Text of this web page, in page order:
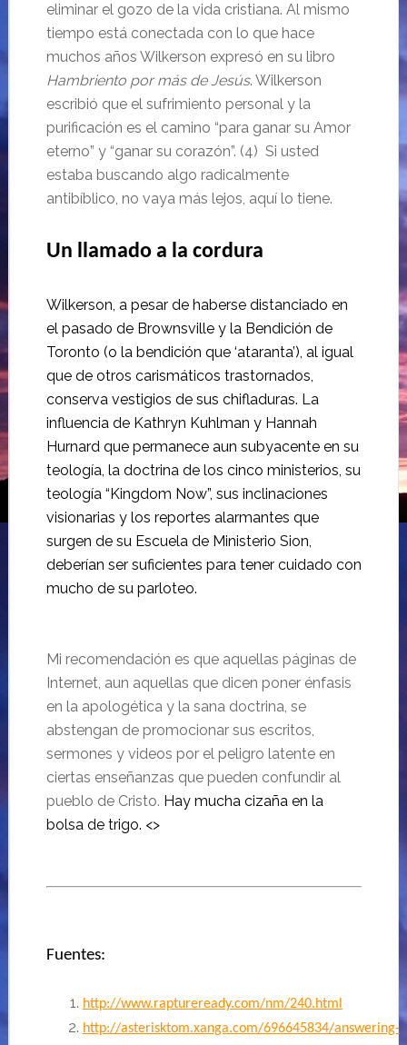
eliminar el gozo de la vida cristiana. Al mismo
tiempo está conectada con lo que hace
muchos años Wilkerson expresó en su libro
Hambriento por más de Jesús. Wilkerson
escribió que el sufrimiento personal y la
purificación es el camino “para ganar su Amor
eterno” y “ganar su corazón”. (4) Si usted
estaba buscando algo radicalmente
antibíblico, no vaya más lejos, aquí lo tiene.
Un llamado a la cordura
Wilkerson, a pesar de haberse distanciado en
el pasado de Brownsville y la Bendición de
Toronto (o la bendición que ‘ataranta’), al igual
que de otros carismáticos trastornados,
conserva vestigios de sus chifladuras. La
influencia de Kathryn Kuhlman y Hannah
Hurnard que permanece aun subyacente en su
teología, la doctrina de los cinco ministerios, su
teología “Kingdom Now”, sus inclinaciones
visionarias y los reportes alarmantes que
surgen de su Escuela de Ministerio Sion,
deberían ser suficientes para tener cuidado con
mucho de su parloteo.
Mi recomendación es que aquellas páginas de
Internet, aun aquellas que dicen poner énfasis
en la apologética y la sana doctrina, se
abstengan de promocionar sus escritos,
sermones y videos por el peligro latente en
ciertas enseñanzas que pueden confundir al
pueblo de Cristo. Hay mucha cizaña en la
bolsa de trigo. <>
Fuentes:
http://www.raptureready.com/nm/240.html
http://asterisktom.xanga.com/696645834/answering-